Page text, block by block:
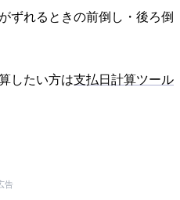
ずれるときの前倒し・後ろ倒
したい方は支払日計算ツール
告